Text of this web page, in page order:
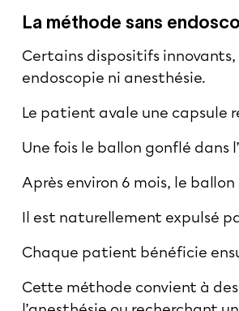
La méthode sans
Certains dispositifs
endoscopie ni anesthésie.
Le patient avale une capsule
Une fois le ballon gonflé dans
Après environ 6 mois, le
Il est naturellement expulsé
Chaque patient bénéficie
Cette méthode convient à